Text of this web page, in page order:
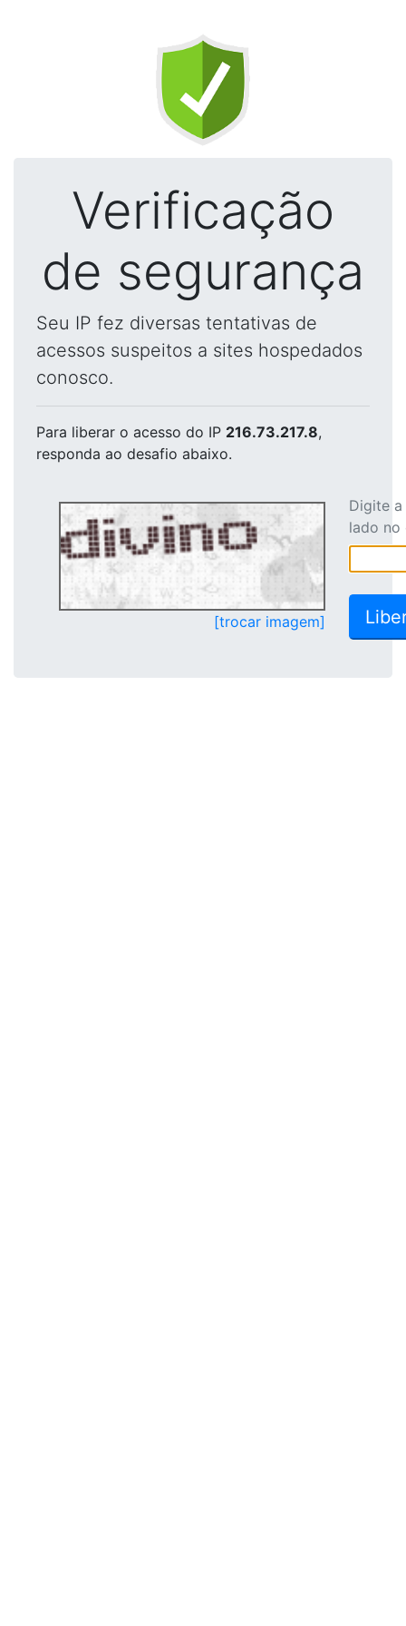
Verificação
de segurança
Seu IP fez diversas tentativas de
acessos suspeitos a sites hospedados
conosco.
Para liberar o acesso do IP 216.73.217.8,
responda ao desafio abaixo.
[trocar imagem]
Digite
lado no